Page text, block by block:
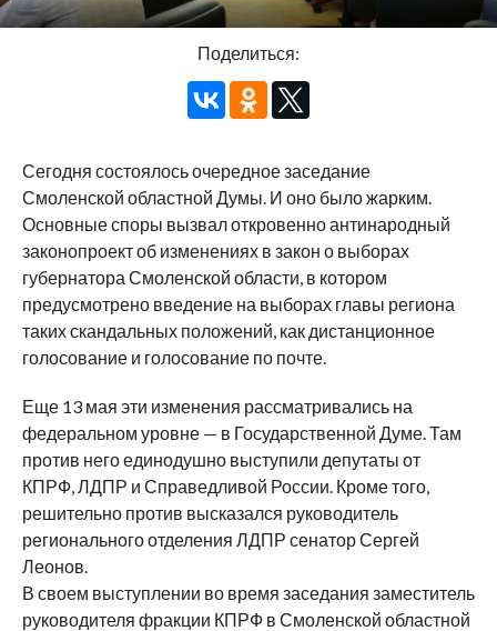
Поделиться:
Сегодня состоялось очередное заседание
Смоленской областной Думы. И оно было жарким.
Основные споры вызвал откровенно антинародный
законопроект об изменениях в закон о выборах
губернатора Смоленской области, в котором
предусмотрено введение на выборах главы региона
таких скандальных положений, как дистанционное
голосование и голосование по почте.
Еще 13 мая эти изменения рассматривались на
федеральном уровне — в Государственной Думе. Там
против него единодушно выступили депутаты от
КПРФ, ЛДПР и Справедливой России. Кроме того,
решительно против высказался руководитель
регионального отделения ЛДПР сенатор Сергей
Леонов.
В своем выступлении во время заседания заместитель
руководителя фракции КПРФ в Смоленской областной